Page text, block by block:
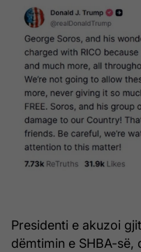
Presidenti e akuzoi
dëmtimin e SHBA-